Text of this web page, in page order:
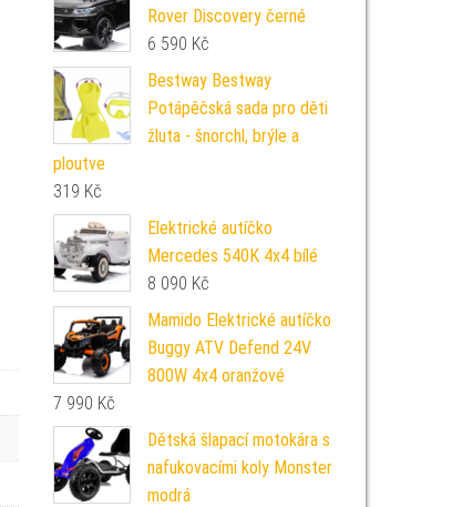
Rover Discovery černé
6 590 Kč
Bestway Bestway
Potápěčská sada pro děti
žluta - šnorchl, brýle a
ploutve
319 Kč
Elektrické autíčko
Mercedes 540K 4x4 bílé
8 090 Kč
Mamido Elektrické autíčko
Buggy ATV Defend 24V
800W 4x4 oranžové
7 990 Kč
Dětská šlapací motokára s
nafukovacími koly Monster
modrá